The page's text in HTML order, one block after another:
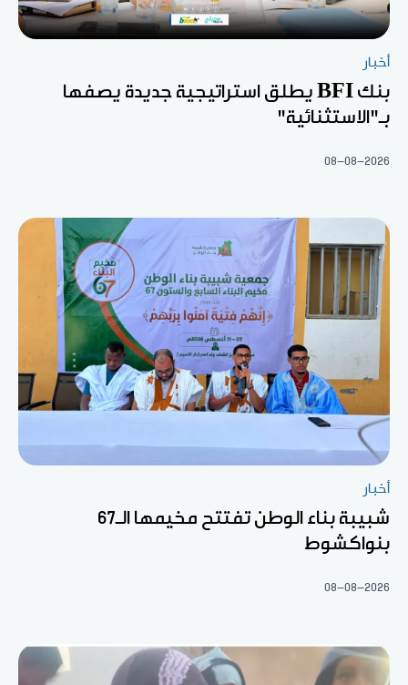
أخبار
بنك BFI يطلق استراتيجية جديدة يصفها
بـ"الاستثنائية"
08-08-2026
أخبار
شبيبة بناء الوطن تفتتح مخيمها الـ67
بنواكشوط
08-08-2026